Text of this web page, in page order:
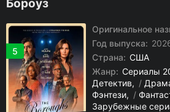
Бороуз
5
Оригинальное
Год выпуска:
Страна: США
Жанр: Сериалы
Детектив
/
Фэнтези
/
Зарубежные